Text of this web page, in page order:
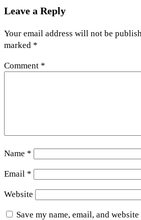
Leave a Reply
Your email address will not be
marked *
Comment *
Name *
Email *
Website
Save my name, email, and